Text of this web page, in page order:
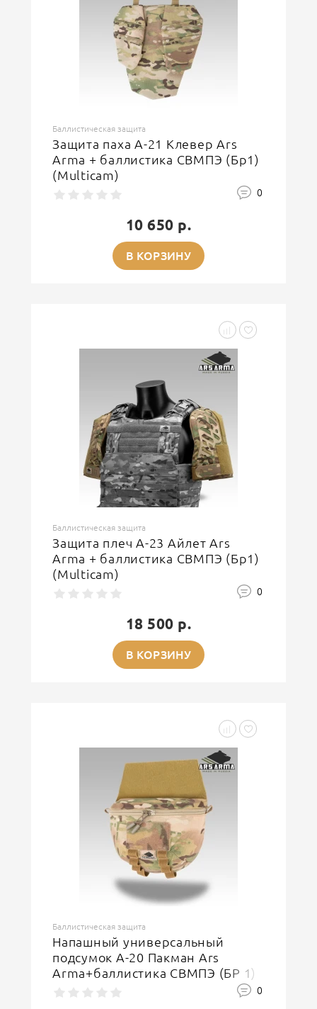
Баллистическая защита
Защита паха А-21 Клевер Ars
Arma + баллистика СВМПЭ (Бр1)
(Multicam)
0
10 650 р.
В КОРЗИНУ
Баллистическая защита
Защита плеч А-23 Айлет Ars
Arma + баллистика СВМПЭ (Бр1)
(Multicam)
0
18 500 р.
В КОРЗИНУ
Баллистическая защита
Напашный универсальный
подсумок А-20 Пакман Ars
Arma+баллистика СВМПЭ (БР 1)
0